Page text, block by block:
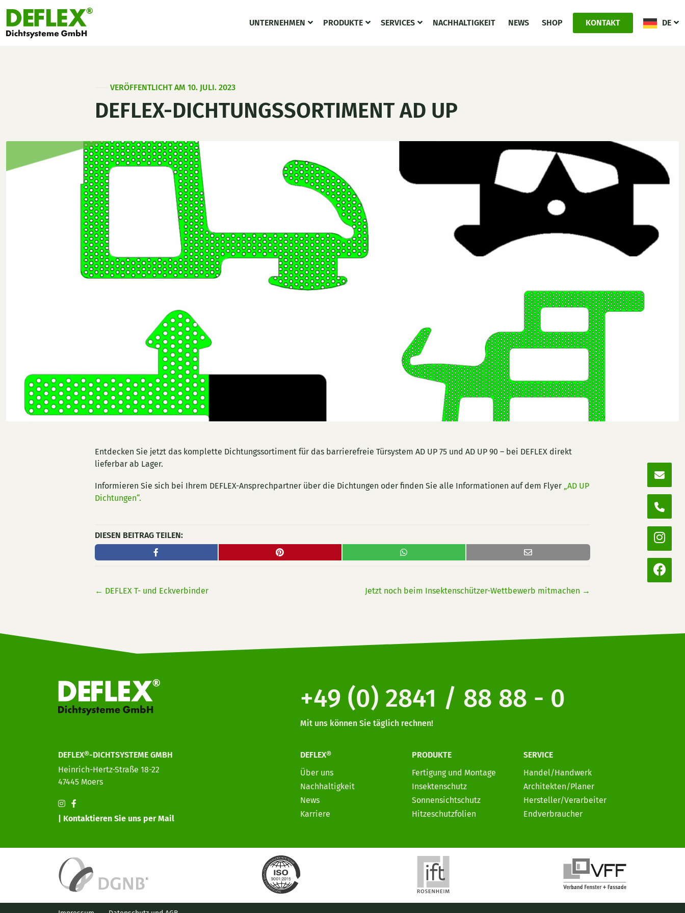
UNTERNEHMEN PRODUKTE SERVICES NACHHALTIGKEIT NEWS SHOP KONTAKT DE
VERÖFFENTLICHT AM 10. JULI. 2023
DEFLEX-DICHTUNGSSORTIMENT AD UP
Entdecken Sie jetzt das komplette Dichtungssortiment für das barrierefreie Türsystem AD UP 75 und AD UP 90 – bei DEFLEX direkt
lieferbar ab Lager.
Informieren Sie sich bei Ihrem DEFLEX-Ansprechpartner über die Dichtungen oder finden Sie alle Informationen auf dem Flyer „AD UP
Dichtungen“.
DIESEN BEITRAG TEILEN:
← DEFLEX T- und Eckverbinder Jetzt noch beim Insektenschützer-Wettbewerb mitmachen →
+49 (0) 2841 / 88 88 - 0
Mit uns können Sie täglich rechnen!
DEFLEX®-DICHTSYSTEME GMBH
Heinrich-Hertz-Straße 18-22
47445 Moers
| Kontaktieren Sie uns per Mail
DEFLEX®
Über uns
Nachhaltigkeit
News
Karriere
PRODUKTE
Fertigung und Montage
Insektenschutz
Sonnensichtschutz
Hitzeschutzfolien
SERVICE
Handel/Handwerk
Architekten/Planer
Hersteller/Verarbeiter
Endverbraucher